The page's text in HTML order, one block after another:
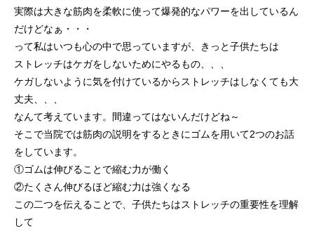
実際は大きな筋肉を柔軟に使って爆発的なパワーを出しているん
だけどなぁ・・・
って私はいつも心の中で思っていますが、きっと子供たちは
ストレッチはケガをしないためにやるもの、、、
ケガしないように気を付けているからストレッチはしなくても大
丈夫、、、
なんて考えています。間違ってはないんだけどね～
そこで当院では筋肉の説明をするときにゴムを用いて2つのお話
をしています。
①ゴムは伸びることで縮む力が働く
②たくさん伸びるほど縮む力は強くなる
この二つを伝えることで、子供たちはストレッチの重要性を理解
して